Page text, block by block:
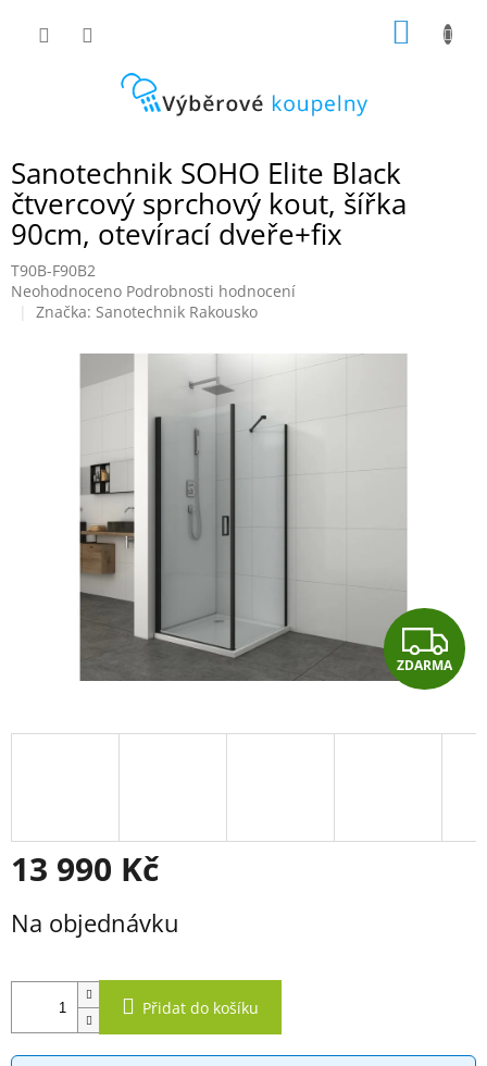
Sanotechnik SOHO Elite Black
čtvercový sprchový kout, šířka
90cm, otevírací dveře+fix
T90B-F90B2
Průměrné
hodnocení
Neohodnoceno Podrobnosti hodnocení
Značka: Sanotechnik Rakousko
Z
D
A
ZDARMA
13 990 Kč
cena:
Na objednávku
Přidat do košíku